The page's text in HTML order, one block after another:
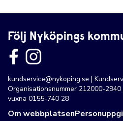
Följ Nyköpings
kundservice@nykoping.se |
Organisationsnummer 212000-
vuxna 0155-740 28
Om webbplatsen